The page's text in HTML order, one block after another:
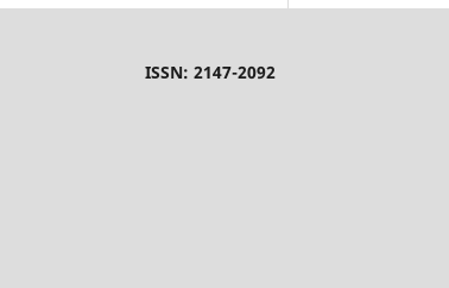
ISSN: 2147-2092